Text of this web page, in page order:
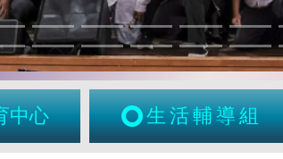
中心 生活輔導組